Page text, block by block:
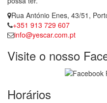
Rua António Enes, 43/51,
+351 913 729 607
info@yescar.com.pt
Visite o nosso
Horários